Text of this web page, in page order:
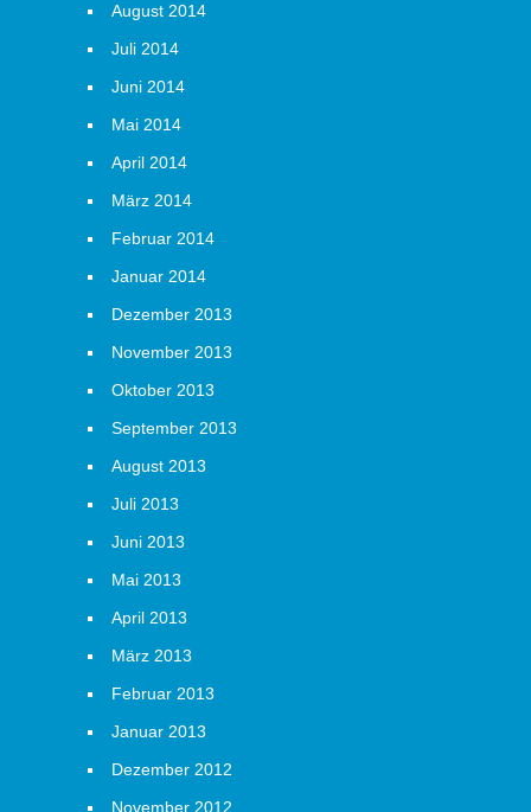
August 2014
Juli 2014
Juni 2014
Mai 2014
April 2014
März 2014
Februar 2014
Januar 2014
Dezember 2013
November 2013
Oktober 2013
September 2013
August 2013
Juli 2013
Juni 2013
Mai 2013
April 2013
März 2013
Februar 2013
Januar 2013
Dezember 2012
November 2012